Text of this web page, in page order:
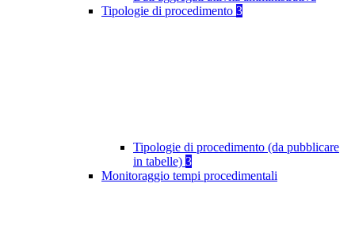
Tipologie di procedimento 3
Tipologie di procedimento (da pubblicare
in tabelle) 3
Monitoraggio tempi procedimentali